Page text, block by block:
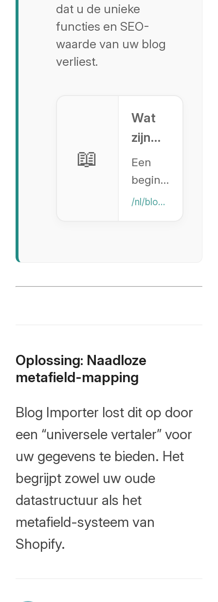
dat u de unieke
functies en SEO-
waarde van uw blog
verliest.
📖
Wat
zijn
Shopify
Metafields?
Een
gids
werken
van
uitbreiden.
/nl/blog/shopify-metafields-guide
Oplossing: Naadloze
metafield-mapping
Blog Importer lost dit op door
een “universele vertaler” voor
uw gegevens te bieden. Het
begrijpt zowel uw oude
datastructuur als het
metafield-systeem van
Shopify.